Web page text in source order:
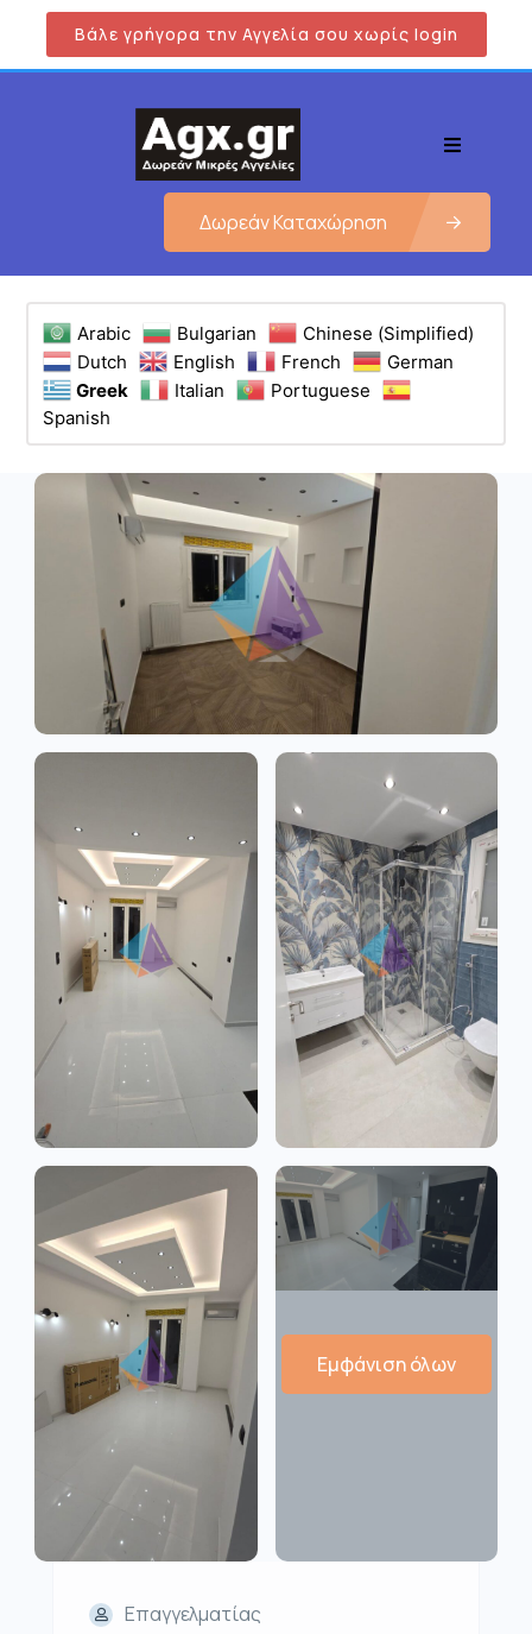
Βάλε γρήγορα την Αγγελία σου χωρίς login
Δωρεάν Καταχώρηση
Arabic Bulgarian
Chinese (Simplified)
Dutch
English French
German
Greek
Italian
Portuguese
Spanish
Εμφάνιση όλων
Επαγγελματίας